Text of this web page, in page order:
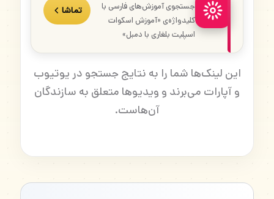
جستجوی آموزش‌های فارسی با
کلیدواژه‌ی «آموزش اسکوات
اسپلیت بلغاری با دمبل»
تماشا
این لینک‌ها شما را به نتایج جستجو در یوتیوب
و آپارات می‌برند و ویدیوها متعلق به سازندگان
آن‌هاست.